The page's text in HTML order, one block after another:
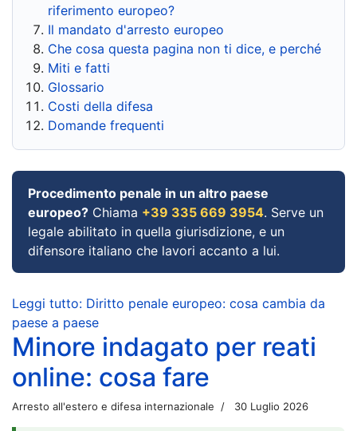
riferimento europeo?
Il mandato d'arresto europeo
Che cosa questa pagina non ti dice, e perché
Miti e fatti
Glossario
Costi della difesa
Domande frequenti
Procedimento penale in un altro paese
europeo? Chiama +39 335 669 3954. Serve un
legale abilitato in quella giurisdizione, e un
difensore italiano che lavori accanto a lui.
Leggi tutto: Diritto penale europeo: cosa cambia da
paese a paese
Minore indagato per reati
online: cosa fare
Arresto all'estero e difesa internazionale 30 Luglio 2026